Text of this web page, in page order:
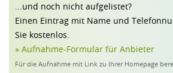
...und noch nicht aufgelistet?
Einen Eintrag mit Name und
Sie kostenlos.
» Aufnahme-Formular für Anbieter
Für die Aufnahme mit Link zu Ihrer Homepage